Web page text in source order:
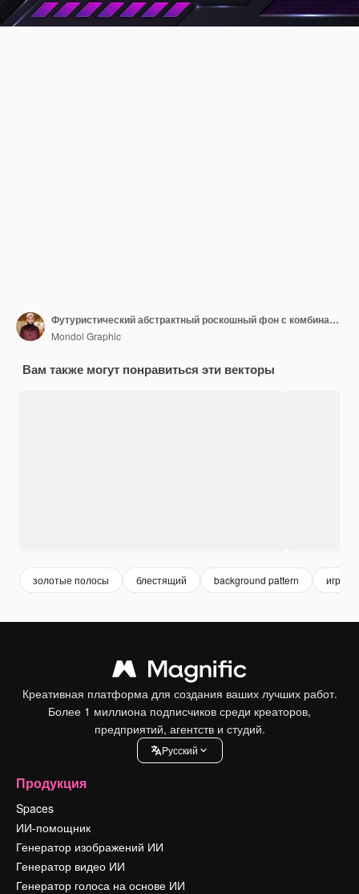
Футуристический абстрактный роскошный фон с комбинацией светящихся линий из светлых точек Premium векторы
Mondol Graphic
Вам также могут понравиться эти векторы
золотые полосы блестящий background pattern
Креативная платформа для создания ваших лучших работ.
Более 1 миллиона подписчиков среди креаторов,
предприятий, агентств и студий.
Pусский
Продукция
Spaces
ИИ-помощник
Генератор изображений ИИ
Генератор видео ИИ
Генератор голоса на основе ИИ